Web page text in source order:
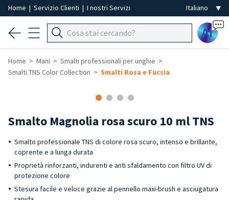
Home | Servizio Clienti | I nostri Servizi
Ai
Home Mani
Smalti professionali per unghie
Smalti TNS Color Collection
Smalti Rosa e Fucsia
Smalto Magnolia rosa scuro 10 ml TNS
Smalto professionale TNS di colore rosa scuro, intenso e brillante,
coprente e a lunga durata
Proprietà rinforzanti, indurenti e anti sfaldamento con filtro UV di
protezione colore
Stesura facile e veloce grazie al pennello maxi-brush e asciugatura